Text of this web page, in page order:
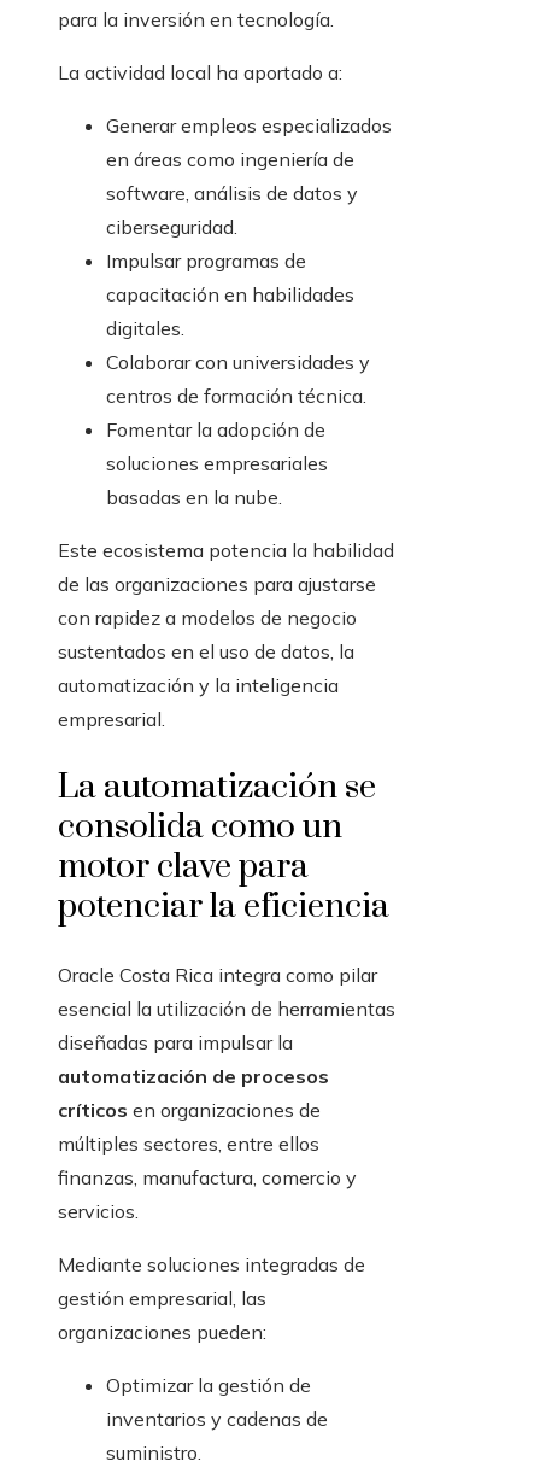
para la inversión en tecnología.
La actividad local ha aportado a:
Generar empleos especializados
en áreas como ingeniería de
software, análisis de datos y
ciberseguridad.
Impulsar programas de
capacitación en habilidades
digitales.
Colaborar con universidades y
centros de formación técnica.
Fomentar la adopción de
soluciones empresariales
basadas en la nube.
Este ecosistema potencia la habilidad
de las organizaciones para ajustarse
con rapidez a modelos de negocio
sustentados en el uso de datos, la
automatización y la inteligencia
empresarial.
La automatización se
consolida como un
motor clave para
potenciar la eficiencia
Oracle Costa Rica integra como pilar
esencial la utilización de herramientas
diseñadas para impulsar la
automatización de procesos
críticos en organizaciones de
múltiples sectores, entre ellos
finanzas, manufactura, comercio y
servicios.
Mediante soluciones integradas de
gestión empresarial, las
organizaciones pueden:
Optimizar la gestión de
inventarios y cadenas de
suministro.